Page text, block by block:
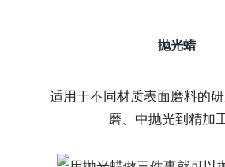
抛光蜡
适用于不同材质表面磨料的
磨、中抛光到精加